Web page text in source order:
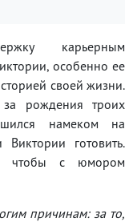
карьерным
особенно ее
своей жизни.
рождения троих
намеком на
готовить.
чтобы с юмором
причинам: за то,